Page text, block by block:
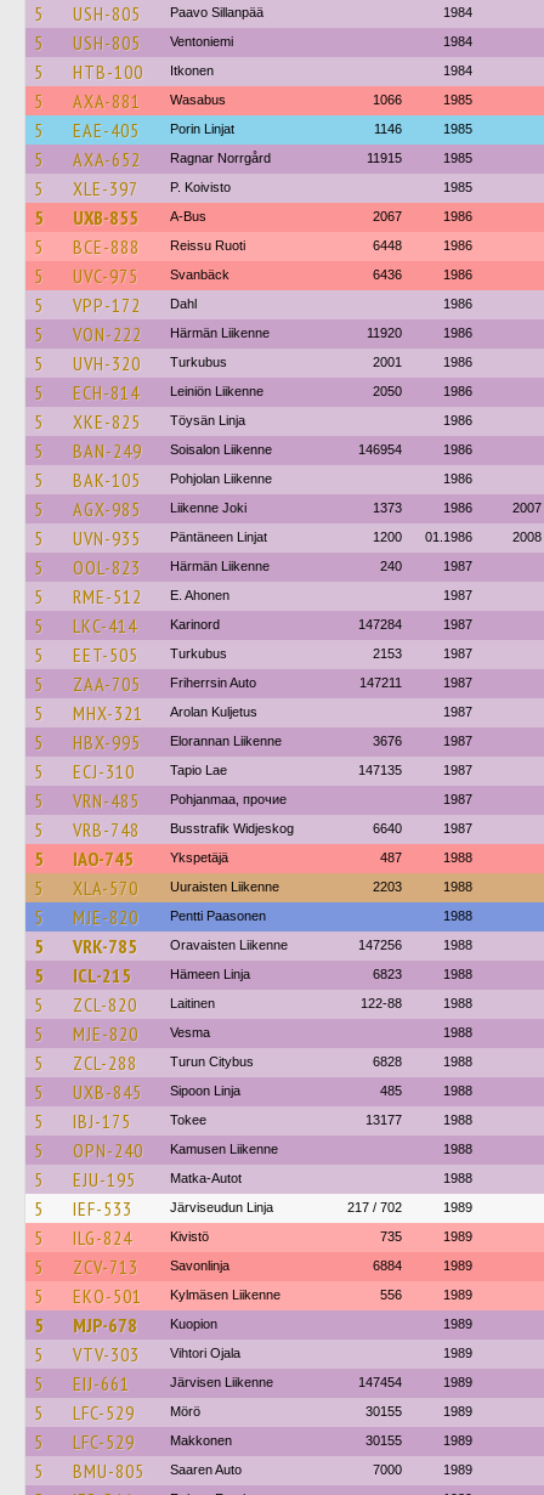
5 USH-805 Paavo Sillanpää 1984
5 USH-805 Ventoniemi 1984
5 HTB-100 Itkonen 1984
5 AXA-881 Wasabus 1066 1985
5 EAE-405 Porin Linjat 1146 1985
5 AXA-652 Ragnar Norrgård 11915 1985
5 XLE-397 P. Koivisto 1985
5 UXB-855 A-Bus 2067 1986
5 BCE-888 Reissu Ruoti 6448 1986
5 UVC-975 Svanbäck 6436 1986
5 VPP-172 Dahl 1986
5 VON-222 Härmän Liikenne 11920 1986
5 UVH-320 Turkubus 2001 1986
5 ECH-814 Leiniön Liikenne 2050 1986
5 XKE-825 Töysän Linja 1986
5 BAN-249 Soisalon Liikenne 146954 1986
5 BAK-105 Pohjolan Liikenne 1986
5 AGX-985 Liikenne Joki 1373 1986 2007
5 UVN-935 Päntäneen Linjat 1200 01.1986 2008
5 OOL-823 Härmän Liikenne 240 1987
5 RME-512 E. Ahonen 1987
5 LKC-414 Karinord 147284 1987
5 EET-505 Turkubus 2153 1987
5 ZAA-705 Friherrsin Auto 147211 1987
5 MHX-321 Arolan Kuljetus 1987
5 HBX-995 Elorannan Liikenne 3676 1987
5 ECJ-310 Tapio Lae 147135 1987
5 VRN-485 Pohjanmaa, прочие 1987
5 VRB-748 Busstrafik Widjeskog 6640 1987
5 IAO-745 Ykspetäjä 487 1988
5 XLA-570 Uuraisten Liikenne 2203 1988
5 MJE-820 Pentti Paasonen 1988
5 VRK-785 Oravaisten Liikenne 147256 1988
5 ICL-215 Hämeen Linja 6823 1988
5 ZCL-820 Laitinen 122-88 1988
5 MJE-820 Vesma 1988
5 ZCL-288 Turun Citybus 6828 1988
5 UXB-845 Sipoon Linja 485 1988
5 IBJ-175 Tokee 13177 1988
5 OPN-240 Kamusen Liikenne 1988
5 EJU-195 Matka-Autot 1988
5 IEF-533 Järviseudun Linja 217 / 702 1989
5 ILG-824 Kivistö 735 1989
5 ZCV-713 Savonlinja 6884 1989
5 EKO-501 Kylmäsen Liikenne 556 1989
5 MJP-678 Kuopion 1989
5 VTV-303 Vihtori Ojala 1989
5 EIJ-661 Järvisen Liikenne 147454 1989
5 LFC-529 Mörö 30155 1989
5 LFC-529 Makkonen 30155 1989
5 BMU-805 Saaren Auto 7000 1989